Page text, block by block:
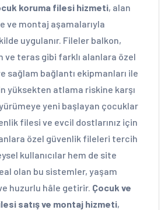
koruma filesi hizmeti, alan
ve montaj aşamalarıyla
uygulanır. Fileler balkon,
ve teras gibi farklı alanlara özel
sağlam bağlantı ekipmanları ile
yüksekten atlama riskine karşı
yeni başlayan çocuklar
filesi ve evcil dostlarınız için
özel güvenlik fileleri tercih
kullanıcılar hem de site
olan bu sistemler, yaşam
huzurlu hâle getirir. Çocuk ve
satış ve montaj hizmeti,